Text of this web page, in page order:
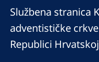
Službena stranica
adventističke
Republici Hrvatskoj